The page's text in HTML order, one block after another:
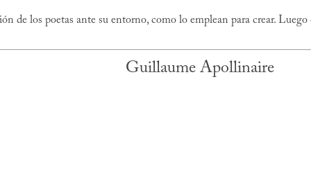
de los poetas ante su entorno, como lo emplean para crear.
Guillaume Apollinaire